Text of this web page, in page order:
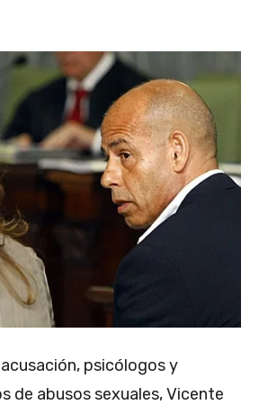
psicólogos y
de abusos sexuales, Vicente